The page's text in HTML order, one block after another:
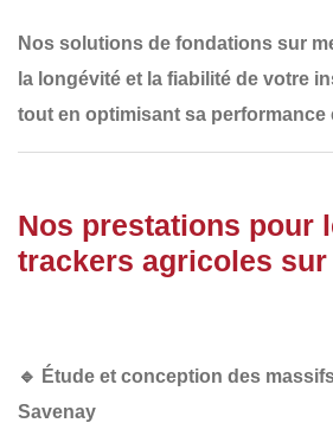
Nos solutions de fondations sur
la longévité et la fiabilité de votre
tout en optimisant sa performance
Nos prestations pour
trackers agricoles sur
🔹 Étude et conception des
Savenay